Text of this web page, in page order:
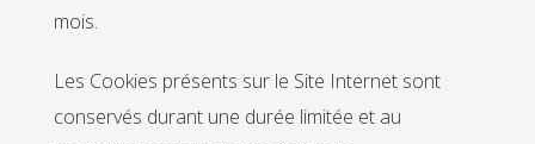
mois.
Les Cookies présents sur le Site Internet sont
conservés durant une durée limitée et au